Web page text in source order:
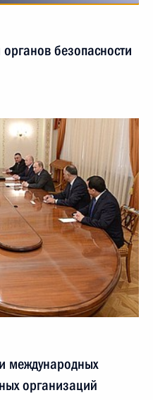
безопасности
международных
организаций